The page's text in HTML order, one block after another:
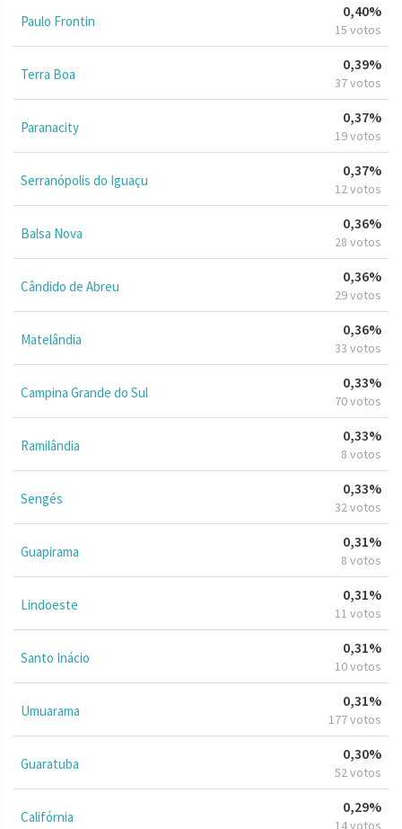
Paulo Frontin
0,40%
15 votos
Terra Boa
0,39%
37 votos
Paranacity
0,37%
19 votos
Serranópolis do Iguaçu
0,37%
12 votos
Balsa Nova
0,36%
28 votos
Cândido de Abreu
0,36%
29 votos
Matelândia
0,36%
33 votos
Campina Grande do Sul
0,33%
70 votos
Ramilândia
0,33%
8 votos
Sengés
0,33%
32 votos
Guapirama
0,31%
8 votos
Lindoeste
0,31%
11 votos
Santo Inácio
0,31%
10 votos
Umuarama
0,31%
177 votos
Guaratuba
0,30%
52 votos
Califórnia
0,29%
14 votos